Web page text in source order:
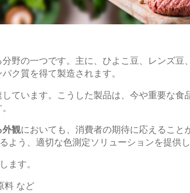
野の一つです。主に、ひよこ豆、レンズ豆
ク質を得て製造されます。
ています。こうした製品は、今や重要な食
外観においても、消費者の期待に応えること
う、適切な色測定ソリューションを提供し
ます。
料 など